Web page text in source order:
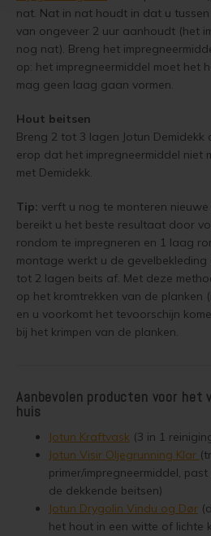
nat. Nat in nat houdt in dat u
van ongeveer 2 uur aanhoudt (het
nog nat). Breng het
op: het impregneermiddel moet het
mag geen laag gaan vormen.
Hout beitsen
Breng 2 tot 3 lagen Jotun
erop dat het impregneermiddel niet
met Demidekk.
Tip: verft u nog te monteren
bereikt u het beste resultaat door
rondom te impregneren en 1 laag
montage werkt u de
tot 2 lagen beits af. Met deze
op het kromtrekken van de planken
en u voorkomt het tevoorschijn
bij het krimpen van de planken.
Aanbevolen producten voor het
huis
Jotun Kraftvask (3 in 1
Jotun Visir Oljegrunning Klar
primer/impregneermiddel,
de dekkende beitsen)
Jotun Drygolin Vindu og Dør
het hout in een witte of lichte